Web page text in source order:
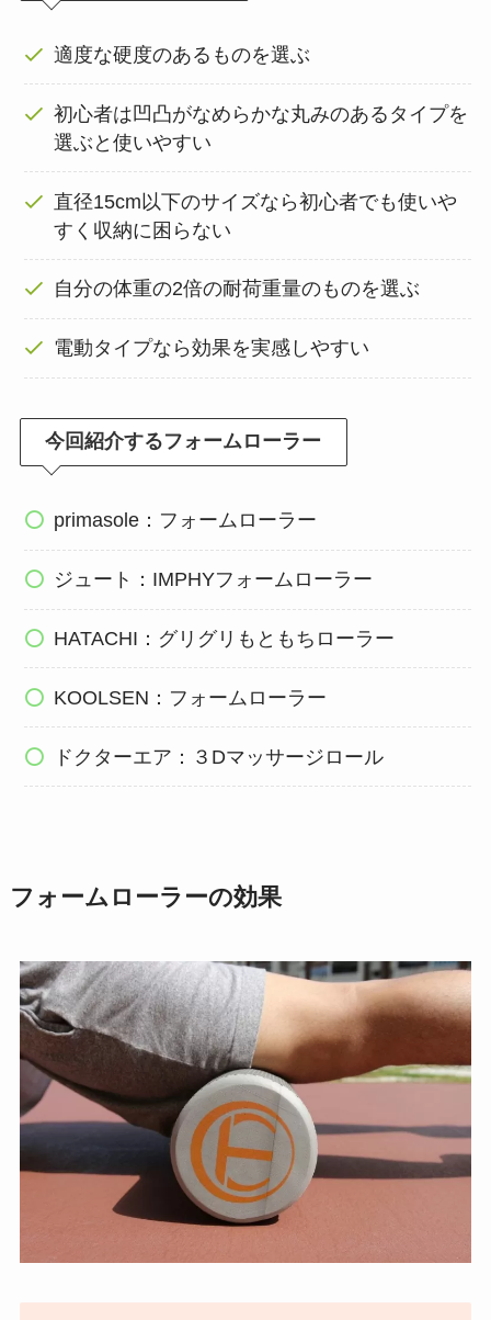
適度な硬度のあるものを選ぶ
初心者は凹凸がなめらかな丸みのあるタイプを
選ぶと使いやすい
直径15cm以下のサイズなら初心者でも使いや
すく収納に困らない
自分の体重の2倍の耐荷重量のものを選ぶ
電動タイプなら効果を実感しやすい
今回紹介するフォームローラー
primasole：フォームローラー
ジュート：IMPHYフォームローラー
HATACHI：グリグリもともちローラー
KOOLSEN：フォームローラー
ドクターエア：３Dマッサージロール
フォームローラーの効果